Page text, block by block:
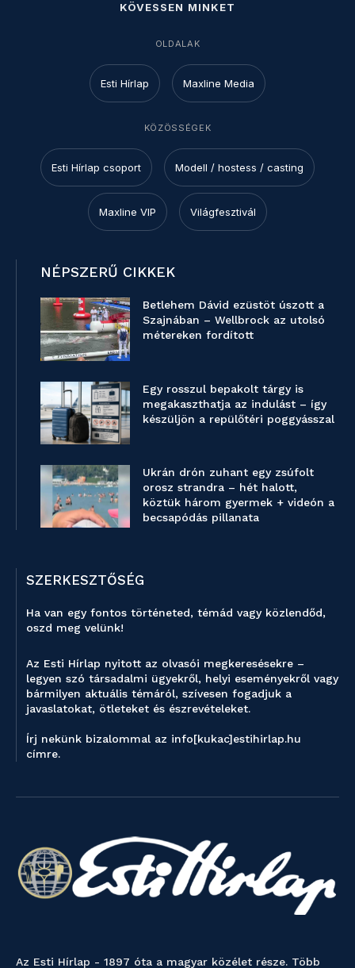
KÖVESSEN MINKET
OLDALAK
Esti Hírlap Maxline Media
KÖZÖSSÉGEK
Esti Hírlap csoport Modell / hostess / casting
Maxline VIP Világfesztivál
NÉPSZERŰ CIKKEK
Betlehem Dávid ezüstöt úszott a
Szajnában – Wellbrock az utolsó
métereken fordított
Egy rosszul bepakolt tárgy is
megakaszthatja az indulást – így
készüljön a repülőtéri poggyásszal
Ukrán drón zuhant egy zsúfolt
orosz strandra – hét halott,
köztük három gyermek + videón a
becsapódás pillanata
SZERKESZTŐSÉG
Ha van egy fontos történeted, témád vagy közlendőd,
oszd meg velünk!
Az Esti Hírlap nyitott az olvasói megkeresésekre –
legyen szó társadalmi ügyekről, helyi eseményekről vagy
bármilyen aktuális témáról, szívesen fogadjuk a
javaslatokat, ötleteket és észrevételeket.
Írj nekünk bizalommal az info[kukac]estihirlap.hu
címre.
Az Esti Hírlap - 1897 óta a magyar közélet része. Több